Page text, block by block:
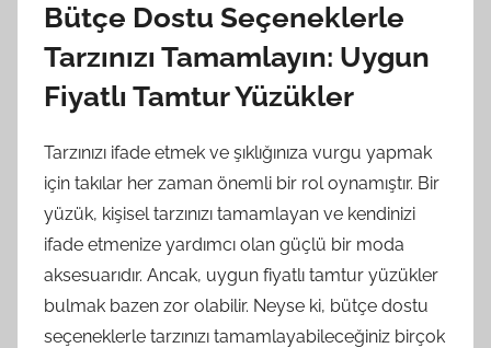
Bütçe Dostu Seçeneklerle
Tarzınızı Tamamlayın: Uygun
Fiyatlı Tamtur Yüzükler
Tarzınızı ifade etmek ve şıklığınıza vurgu yapmak
için takılar her zaman önemli bir rol oynamıştır. Bir
yüzük, kişisel tarzınızı tamamlayan ve kendinizi
ifade etmenize yardımcı olan güçlü bir moda
aksesuarıdır. Ancak, uygun fiyatlı tamtur yüzükler
bulmak bazen zor olabilir. Neyse ki, bütçe dostu
seçeneklerle tarzınızı tamamlayabileceğiniz birçok